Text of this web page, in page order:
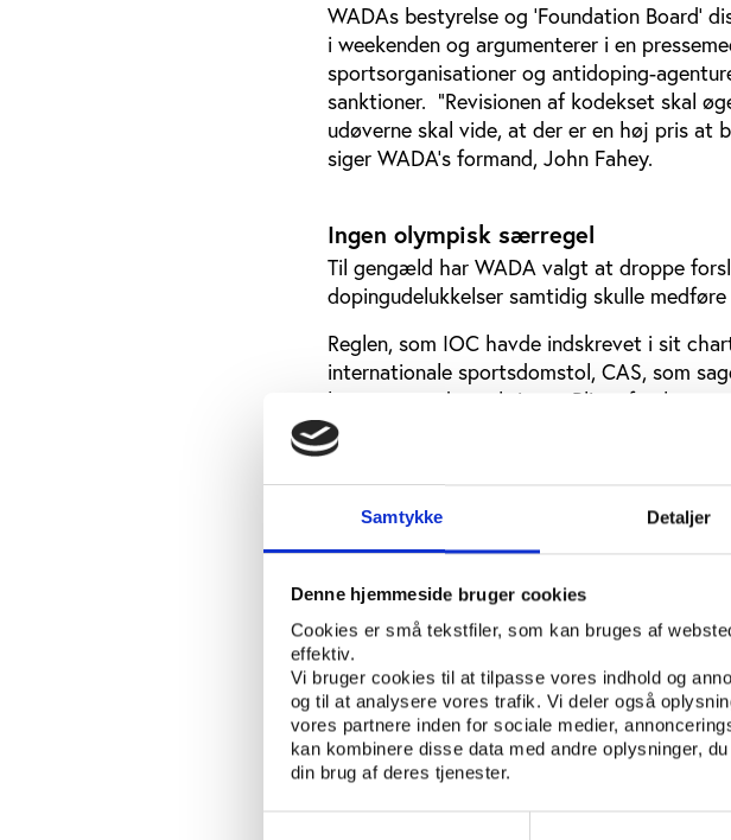
Samtykke Detaljer
Denne hjemmeside bruger cookies
Cookies er små tekstfiler, som kan bruges af
effektiv.
Vi bruger cookies til at tilpasse vores indhold og
og til at analysere vores trafik. Vi deler også
vores partnere inden for sociale medier,
kan kombinere disse data med andre oplysninger,
din brug af deres tjenester.
WADAs bestyrelse og ’Foundation Board’
i weekenden og argumenterer i en
sportsorganisationer og antidoping-
sanktioner. “Revisionen af kodekset skal
udøverne skal vide, at der er en høj pris at
siger WADA’s formand, John Fahey.
Ingen olympisk særregel
Til gengæld har WADA valgt at droppe
dopingudelukkelser samtidig skulle
Reglen, som IOC havde indskrevet i sit
internationale sportsdomstol, CAS, som
harmoniserede sanktioner. Bliver forslaget
være den samme: Udøvere, der f.eks. har
muligheden for at konkurrere ved det
Et andet politisk følsomt spørgsmål er
dens udformning.
Her fastholder WADA i sit andet udkast,
som udgangspunkt skal være
betragtning til dopinglisten. Dernæst skal
i strid med ’sportens ånd’.
I dag er de tre kriterier sidestillet, og da
cannabis på listen, selv om stoffet snarere
agenturer, udøvere og forskere har